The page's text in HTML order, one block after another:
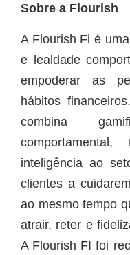
Sobre a Flourish
A Flourish Fi é
e lealdade
empoderar as
hábitos
combina
inteligência ao
clientes a
ao mesmo tempo
atrair, reter e
A Flourish FI foi